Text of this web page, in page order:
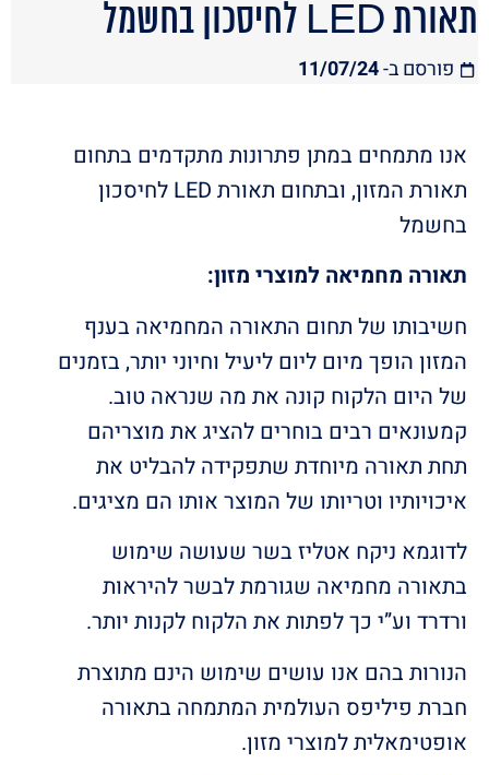
תאורת LED לחיסכון בחשמל
פורסם ב- 11/07/24
אנו מתמחים במתן פתרונות מתקדמים בתחום
תאורת המזון, ובתחום תאורת LED לחיסכון
בחשמל
תאורה מחמיאה למוצרי מזון:
חשיבותו של תחום התאורה המחמיאה בענף
המזון הופך מיום ליום ליעיל וחיוני יותר, בזמנים
של היום הלקוח קונה את מה שנראה טוב.
קמעונאים רבים בוחרים להציג את מוצריהם
תחת תאורה מיוחדת שתפקידה להבליט את
איכויותיו וטריותו של המוצר אותו הם מציגים.
לדוגמא ניקח אטליז בשר שעושה שימוש
בתאורה מחמיאה שגורמת לבשר להיראות
ורדרד וע”י כך לפתות את הלקוח לקנות יותר.
הנורות בהם אנו עושים שימוש הינם מתוצרת
חברת פיליפס העולמית המתמחה בתאורה
אופטימאלית למוצרי מזון.